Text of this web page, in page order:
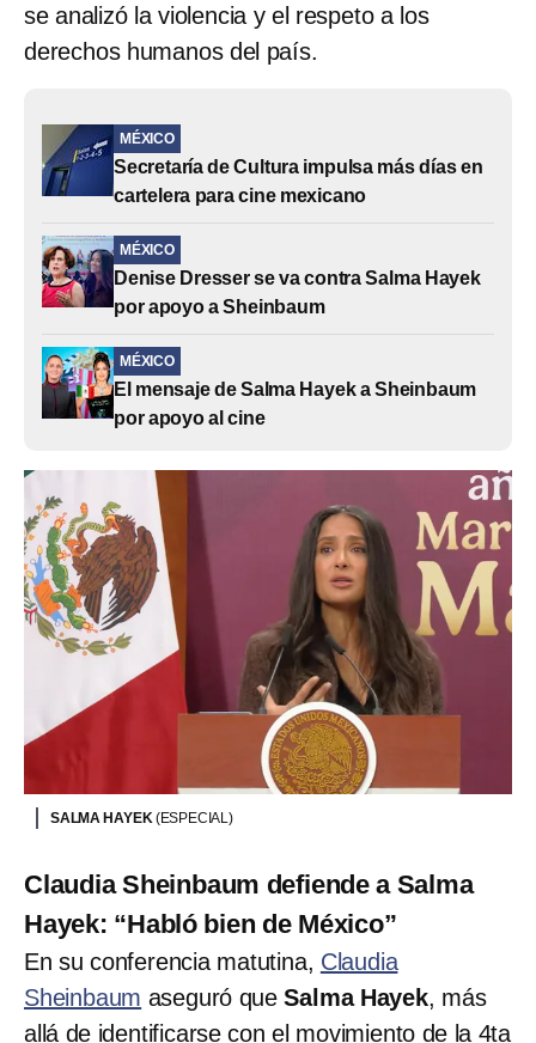
se analizó la violencia y el respeto a los
derechos humanos del país.
MÉXICO
Secretaría de Cultura impulsa más días en
cartelera para cine mexicano
MÉXICO
Denise Dresser se va contra Salma Hayek
por apoyo a Sheinbaum
MÉXICO
El mensaje de Salma Hayek a Sheinbaum
por apoyo al cine
SALMA HAYEK (ESPECIAL)
Claudia Sheinbaum defiende a Salma
Hayek: “Habló bien de México”
En su conferencia matutina, Claudia
Sheinbaum aseguró queSalma Hayek, más
allá de identificarse con el movimiento de la 4ta